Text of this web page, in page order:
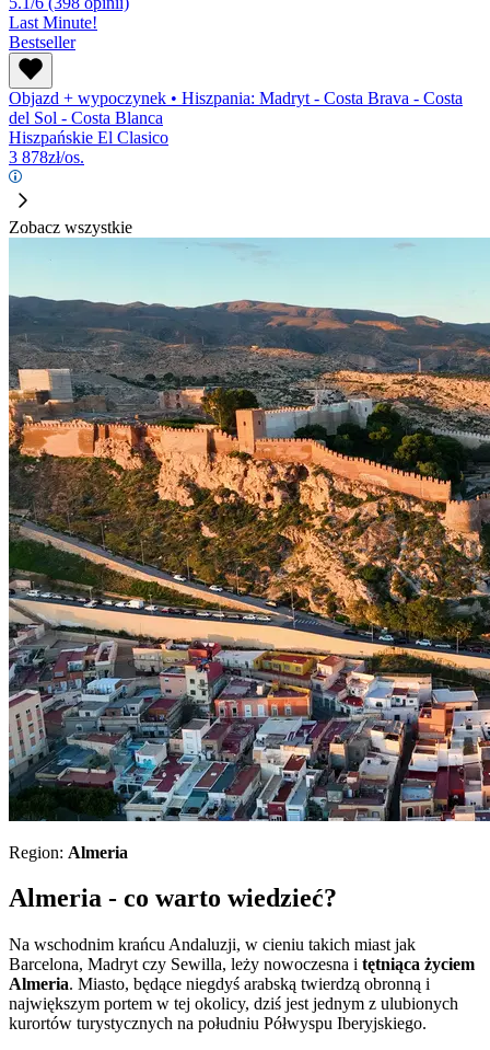
Last Minute!
Bestseller
Objazd + wypoczynek • Hiszpania: Madryt - Costa Brava - Costa
del Sol - Costa Blanca
Hiszpańskie El Clasico
3 878zł/os.
Zobacz wszystkie
Region: Almeria
Almeria - co warto wiedzieć?
Na wschodnim krańcu Andaluzji, w cieniu takich miast jak
Barcelona, Madryt czy Sewilla, leży nowoczesna i tętniąca życiem
Almeria. Miasto, będące niegdyś arabską twierdzą obronną i
największym portem w tej okolicy, dziś jest jednym z ulubionych
kurortów turystycznych na południu Półwyspu Iberyjskiego.